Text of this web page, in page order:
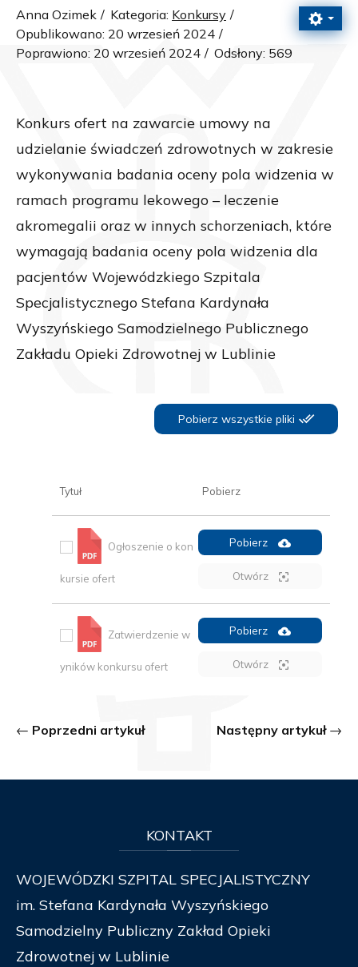
Anna Ozimek Kategoria: Konkursy
Opublikowano: 20 wrzesień 2024
Poprawiono: 20 wrzesień 2024
Odsłony: 569
Konkurs ofert na zawarcie umowy na
udzielanie świadczeń zdrowotnych w zakresie
wykonywania badania oceny pola widzenia w
ramach programu lekowego – leczenie
akromegalii oraz w innych schorzeniach, które
wymagają badania oceny pola widzenia dla
pacjentów Wojewódzkiego Szpitala
Specjalistycznego Stefana Kardynała
Wyszyńskiego Samodzielnego Publicznego
Zakładu Opieki Zdrowotnej w Lublinie
Pobierz wszystkie pliki
Tytuł Pobierz
Ogłoszenie o kon
kursie ofert
Pobierz
Otwórz
Zatwierdzenie w
yników konkursu ofert
Pobierz
Otwórz
Poprzedni artykuł Następny artykuł
KONTAKT
WOJEWÓDZKI SZPITAL SPECJALISTYCZNY
im. Stefana Kardynała Wyszyńskiego
Samodzielny Publiczny Zakład Opieki
Zdrowotnej w Lublinie